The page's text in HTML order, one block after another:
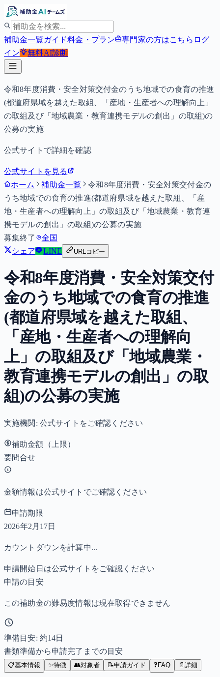
補助金一覧ガイド料金・プラン 専門家の方はこちら ログ
イン
無料AI診断
令和8年度消費・安全対策交付金のうち地域での食育の推進
(都道府県域を越えた取組、「産地・生産者への理解向上」
の取組及び「地域農業・教育連携モデルの創出」の取組)の
公募の実施
公式サイトで詳細を確認
公式サイトを見る
ホーム
補助金一覧
令和8年度消費・安全対策交付金の
うち地域での食育の推進(都道府県域を越えた取組、「産
地・生産者への理解向上」の取組及び「地域農業・教育連
携モデルの創出」の取組)の公募の実施
募集終了
全国
シェア
LINE URLコピー
令和8年度消費・安全対策交付
金のうち地域での食育の推進
(都道府県域を越えた取組、
「産地・生産者への理解向
上」の取組及び「地域農業・
教育連携モデルの創出」の取
組)の公募の実施
実施機関: 公式サイトをご確認ください
補助金額（上限）
要問合せ
金額情報は公式サイトでご確認ください
申請期限
2026年2月17日
カウントダウンを計算中...
申請開始日は公式サイトをご確認ください
申請の目安
この補助金の難易度情報は現在取得できません
準備目安: 約14日
書類準備から申請完了までの目安
📋基本情報 ✨特徴 👥対象者 📝申請ガイド ❓FAQ 📄 詳細